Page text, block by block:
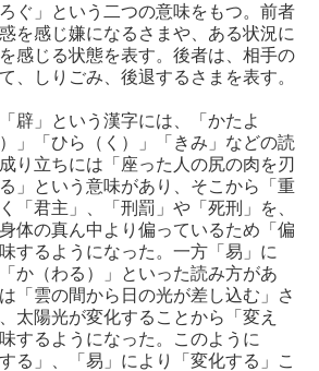
ぐ」という二つの意味をもつ。前者
を感じ嫌になるさまや、ある状況に
感じる状態を表す。後者は、相手の
、しりごみ、後退するさまを表す。
辟」という漢字には、「かたよ
」「ひら（く）」「きみ」などの読
り立ちには「座った人の尻の肉を刃
」という意味があり、そこから「重
「君主」、「刑罰」や「死刑」を、
体の真ん中より偏っているため「偏
するようになった。一方「易」に
か（わる）」といった読み方があ
「雲の間から日の光が差し込む」さ
太陽光が変化することから「変え
するようになった。このように
る」、「易」により「変化する」こ